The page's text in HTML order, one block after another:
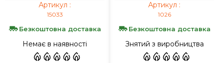
Артикул :
15033
Безкоштовна доставка
Немає в наявності
Артикул :
1026
Безкоштовна доставка
Знятий з виробництва